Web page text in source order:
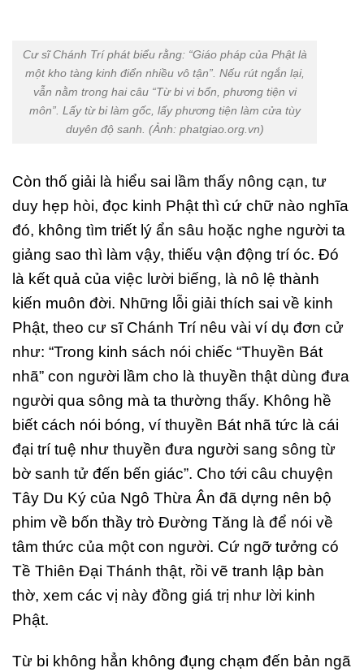
Cư sĩ Chánh Trí phát biểu rằng: “Giáo pháp của Phật là
một kho tàng kinh điển nhiều vô tận”. Nếu rút ngắn lại,
vẫn nằm trong hai câu “Từ bi vi bổn, phương tiện vi
môn”. Lấy từ bi làm gốc, lấy phương tiện làm cửa tùy
duyên độ sanh. (Ảnh: phatgiao.org.vn)
Còn thố giải là hiểu sai lầm thấy nông cạn, tư
duy hẹp hòi, đọc kinh Phật thì cứ chữ nào nghĩa
đó, không tìm triết lý ẩn sâu hoặc nghe người ta
giảng sao thì làm vậy, thiếu vận động trí óc. Đó
là kết quả của việc lười biếng, là nô lệ thành
kiến muôn đời. Những lỗi giải thích sai về kinh
Phật, theo cư sĩ Chánh Trí nêu vài ví dụ đơn cử
như: “Trong kinh sách nói chiếc “Thuyền Bát
nhã” con người lầm cho là thuyền thật dùng đưa
người qua sông mà ta thường thấy. Không hề
biết cách nói bóng, ví thuyền Bát nhã tức là cái
đại trí tuệ như thuyền đưa người sang sông từ
bờ sanh tử đến bến giác”. Cho tới câu chuyện
Tây Du Ký của Ngô Thừa Ân đã dựng nên bộ
phim về bốn thầy trò Đường Tăng là để nói về
tâm thức của một con người. Cứ ngỡ tưởng có
Tề Thiên Đại Thánh thật, rồi vẽ tranh lập bàn
thờ, xem các vị này đồng giá trị như lời kinh
Phật.
Từ bi không hẳn không đụng chạm đến bản ngã